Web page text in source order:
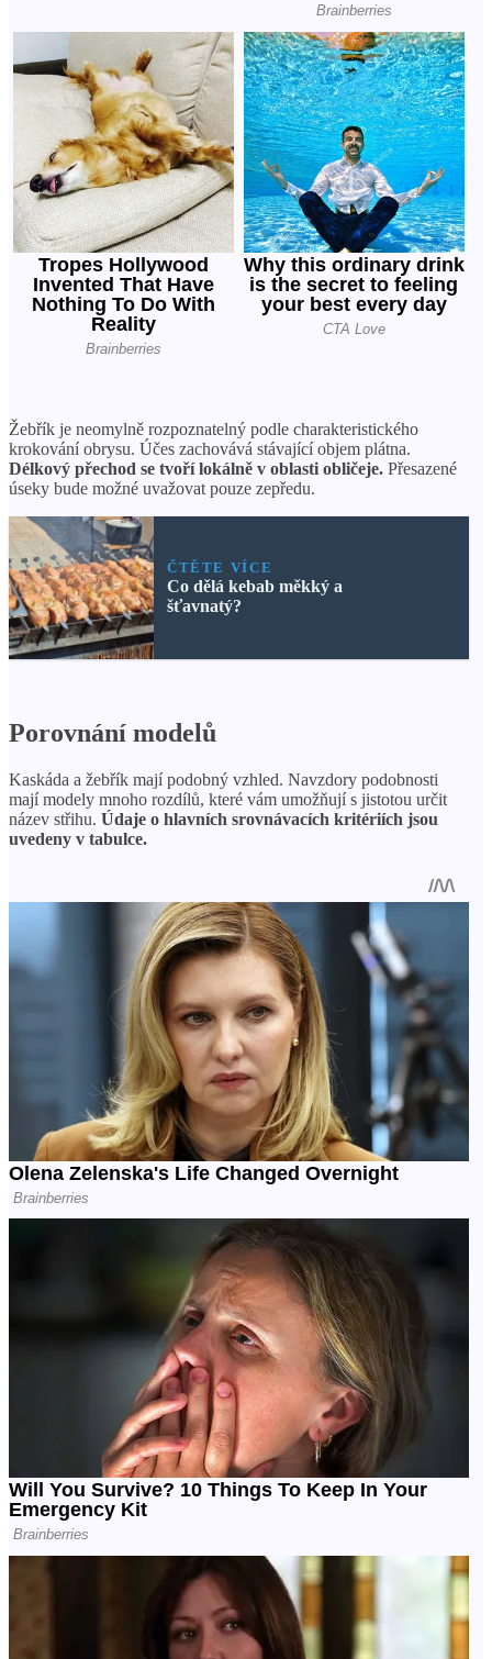
Žebřík je neomylně rozpoznatelný podle charakteristického
krokování obrysu. Účes zachovává stávající objem plátna.
Délkový přechod se tvoří lokálně v oblasti obličeje. Přesazené
úseky bude možné uvažovat pouze zepředu.
ČTĚTE VÍCE
Co dělá kebab měkký a
šťavnatý?
Porovnání modelů
Kaskáda a žebřík mají podobný vzhled. Navzdory podobnosti
mají modely mnoho rozdílů, které vám umožňují s jistotou určit
název střihu. Údaje o hlavních srovnávacích kritériích jsou
uvedeny v tabulce.